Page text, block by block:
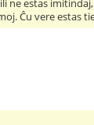
ne estas
Ĉu vere estas